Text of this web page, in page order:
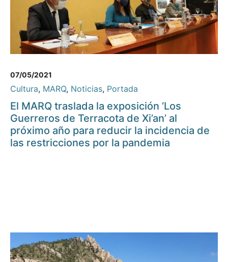
07/05/2021
Cultura, MARQ, Noticias, Portada
El MARQ traslada la exposición ‘Los
Guerreros de Terracota de Xi’an’ al
próximo año para reducir la incidencia de
las restricciones por la pandemia